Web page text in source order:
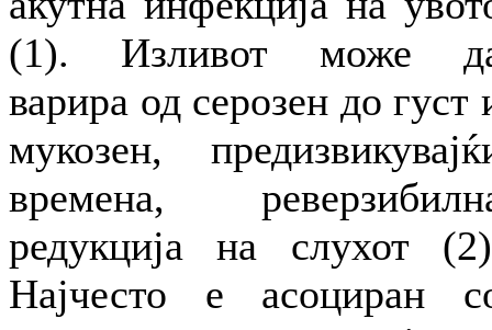
(1). Изливот може
варира од серозен до густ
мукозен,
времена,
редукција на слухот
Најчесто е асоциран